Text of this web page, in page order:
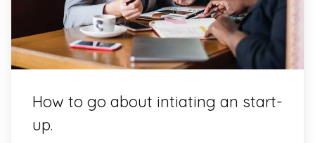
How to go about intiating an start-
up.